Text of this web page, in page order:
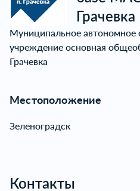
Грачевка
Муниципальное автономное
учреждение основная
Грачевка
Местоположение
Зеленоградск
Контакты